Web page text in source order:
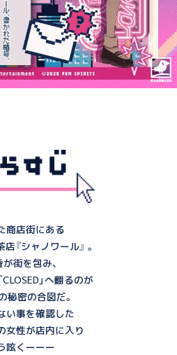
商店街にある
『シャノワール』 。
街を包み、
」へ翻るのが
秘密の合図だ。
い事を確認した
女性が店内に入り
呟くーーー